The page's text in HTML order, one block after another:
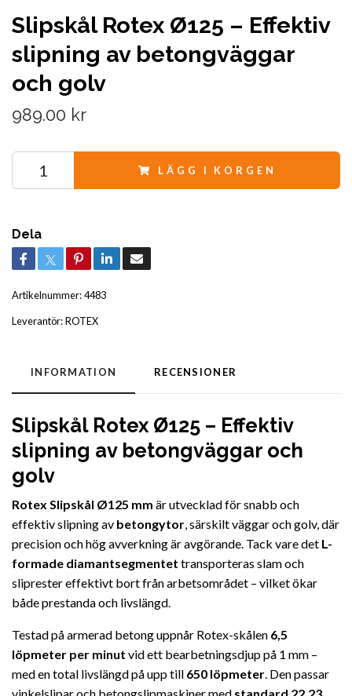
Slipskål Rotex Ø125 – Effektiv
slipning av betongväggar
och golv
989.00 kr
LÄGG I KORGEN
Dela
Artikelnummer:4483
Leverantör:ROTEX
INFORMATION RECENSIONER
Slipskål Rotex Ø125 – Effektiv
slipning av betongväggar och
golv
Rotex Slipskål Ø125 mm är utvecklad för snabb och
effektiv slipning av betongytor, särskilt väggar och golv, där
precision och hög avverkning är avgörande. Tack vare det L-
formade diamantsegmentet transporteras slam och
sliprester effektivt bort från arbetsområdet – vilket ökar
både prestanda och livslängd.
Testad på armerad betong uppnår Rotex-skålen 6,5
löpmeter per minut vid ett bearbetningsdjup på 1 mm –
med en total livslängd på upp till 650 löpmeter. Den passar